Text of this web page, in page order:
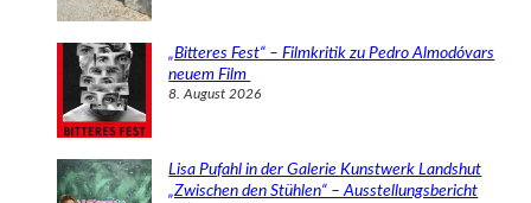
„Bitteres Fest“ – Filmkritik zu Pedro Almodóvars
neuem Film
8. August 2026
Lisa Pufahl in der Galerie Kunstwerk Landshut
„Zwischen den Stühlen“ – Ausstellungsbericht